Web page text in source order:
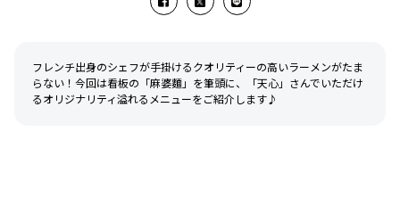
フレンチ出身のシェフが手掛けるクオリティーの高いラーメンがたま
らない！今回は看板の「麻婆麵」を筆頭に、「天心」さんでいただけ
るオリジナリティ溢れるメニューをご紹介します♪